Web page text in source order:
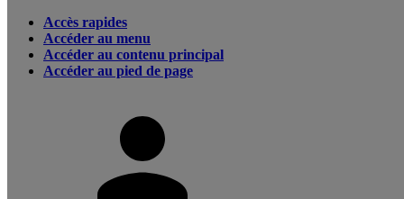
Accès rapides
Accéder au menu
Accéder au contenu principal
Accéder au pied de page